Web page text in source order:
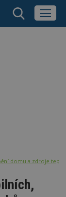
domu a zdroje tepla